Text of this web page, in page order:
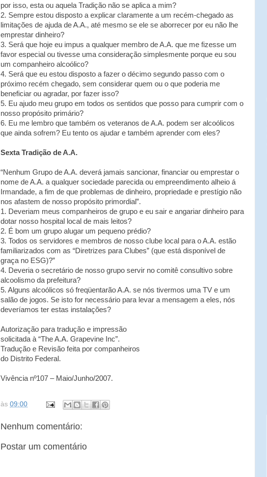
por isso, esta ou aquela Tradição não se aplica a mim?
2. Sempre estou disposto a explicar claramente a um recém-chegado as
limitações de ajuda de A.A., até mesmo se ele se aborrecer por eu não lhe
emprestar dinheiro?
3. Será que hoje eu impus a qualquer membro de A.A. que me fizesse um
favor especial ou tivesse uma consideração simplesmente porque eu sou
um companheiro alcoólico?
4. Será que eu estou disposto a fazer o décimo segundo passo com o
próximo recém chegado, sem considerar quem ou o que poderia me
beneficiar ou agradar, por fazer isso?
5. Eu ajudo meu grupo em todos os sentidos que posso para cumprir com o
nosso propósito primário?
6. Eu me lembro que também os veteranos de A.A. podem ser alcoólicos
que ainda sofrem? Eu tento os ajudar e também aprender com eles?
Sexta Tradição de A.A.
“Nenhum Grupo de A.A. deverá jamais sancionar, financiar ou emprestar o
nome de A.A. a qualquer sociedade parecida ou empreendimento alheio á
Irmandade, a fim de que problemas de dinheiro, propriedade e prestígio não
nos afastem de nosso propósito primordial”.
1. Deveriam meus companheiros de grupo e eu sair e angariar dinheiro para
dotar nosso hospital local de mais leitos?
2. É bom um grupo alugar um pequeno prédio?
3. Todos os servidores e membros de nosso clube local para o A.A. estão
familiarizados com as “Diretrizes para Clubes” (que está disponível de
graça no ESG)?”
4. Deveria o secretário de nosso grupo servir no comitê consultivo sobre
alcoolismo da prefeitura?
5. Alguns alcoólicos só freqüentarão A.A. se nós tivermos uma TV e um
salão de jogos. Se isto for necessário para levar a mensagem a eles, nós
deveríamos ter estas instalações?
Autorização para tradução e impressão
solicitada à “The A.A. Grapevine Inc”.
Tradução e Revisão feita por companheiros
do Distrito Federal.
Vivência nº107 – Maio/Junho/2007.
às 09:00
Nenhum comentário:
Postar um comentário